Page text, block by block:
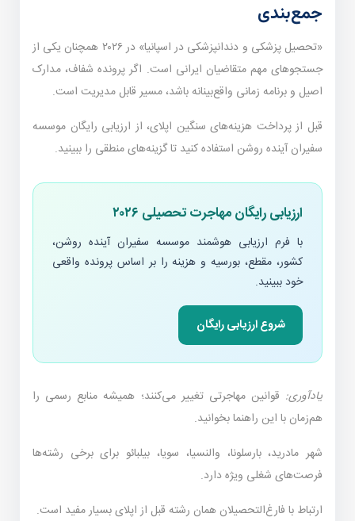
جمع‌بندی
«تحصیل پزشکی و دندانپزشکی در اسپانیا» در ۲۰۲۶ همچنان یکی از
جستجوهای مهم متقاضیان ایرانی است. اگر پرونده شفاف، مدارک
اصیل و برنامه زمانی واقع‌بینانه باشد، مسیر قابل مدیریت است.
قبل از پرداخت هزینه‌های سنگین اپلای، از ارزیابی رایگان موسسه
سفیران آینده روشن استفاده کنید تا گزینه‌های منطقی را ببینید.
ارزیابی رایگان مهاجرت تحصیلی ۲۰۲۶
با فرم ارزیابی هوشمند موسسه سفیران آینده روشن،
کشور، مقطع، بورسیه و هزینه را بر اساس پرونده واقعی
خود ببینید.
شروع ارزیابی رایگان
یادآوری: قوانین مهاجرتی تغییر می‌کنند؛ همیشه منابع رسمی را
هم‌زمان با این راهنما بخوانید.
شهر مادرید، بارسلونا، والنسیا، سویا، بیلبائو برای برخی رشته‌ها
فرصت‌های شغلی ویژه دارد.
ارتباط با فارغ‌التحصیلان همان رشته قبل از اپلای بسیار مفید است.